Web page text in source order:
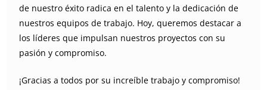
de nuestro éxito radica en el talento y la dedicación de
nuestros equipos de trabajo. Hoy, queremos destacar a
los líderes que impulsan nuestros proyectos con su
pasión y compromiso.
¡Gracias a todos por su increíble trabajo y compromiso!